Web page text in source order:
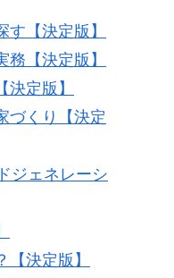
す【決定版】
【決定版】
定版】
づくり【決定
ジェネレーシ
決定版】